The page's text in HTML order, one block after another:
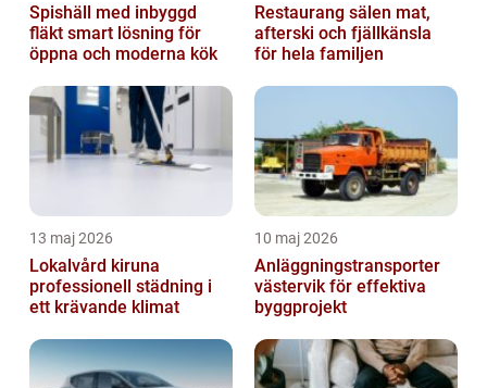
Spishäll med inbyggd
fläkt smart lösning för
öppna och moderna kök
Restaurang sälen mat,
afterski och fjällkänsla
för hela familjen
13 maj 2026
Lokalvård kiruna
professionell städning i
ett krävande klimat
10 maj 2026
Anläggningstransporter
västervik för effektiva
byggprojekt